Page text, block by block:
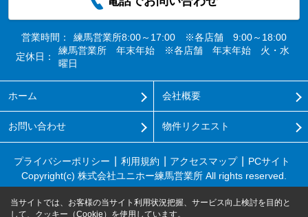
営業時間：
練馬営業所8:00～17:00 ※各店舗 9:00～18:00
定休日：
練馬営業所 年末年始 ※各店舗 年末年始 火・水
曜日
ホーム 会社概要
お問い合わせ 物件リクエスト
プライバシーポリシー 利用規約 アクセスマップ
PCサイト
Copyright(c) 株式会社ユニホー練馬営業所 All rights reserved.
当サイトでは、お客様の当サイト利用状況把握、サービス向上検討を目的と
して、クッキー（Cookie）を使用しています。